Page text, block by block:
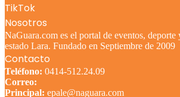
TikTok
Nosotros
NaGuara.com es el portal de eventos,
estado Lara. Fundado en Septiembre de 2009
Contacto
Teléfono: 0414-512.24.09
Correo:
Principal: epale@naguara.com